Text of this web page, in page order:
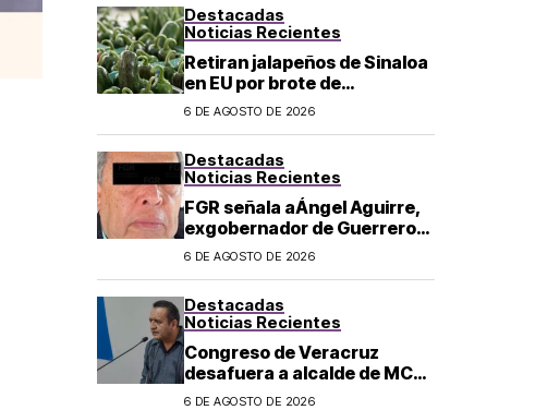
Destacadas
Noticias Recientes
Retiran jalapeños de Sinaloa
en EU por brote de
Salmonella; CDC reportan
6 DE AGOSTO DE 2026
Destacadas
Noticias Recientes
FGR señala aÁngel Aguirre,
exgobernador de Guerrero,
de ordenar la destrucción de
6 DE AGOSTO DE 2026
Destacadas
Noticias Recientes
Congreso de Veracruz
desafuera a alcalde de MC
investigado por el asesinato
6 DE AGOSTO DE 2026